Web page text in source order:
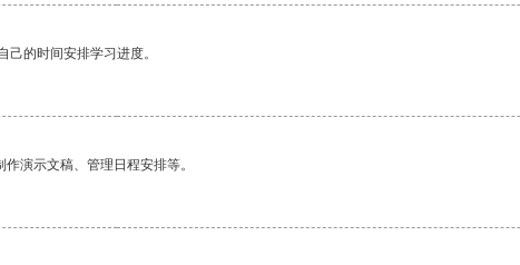
的时间安排学习进度。
演示文稿、管理日程安排等。